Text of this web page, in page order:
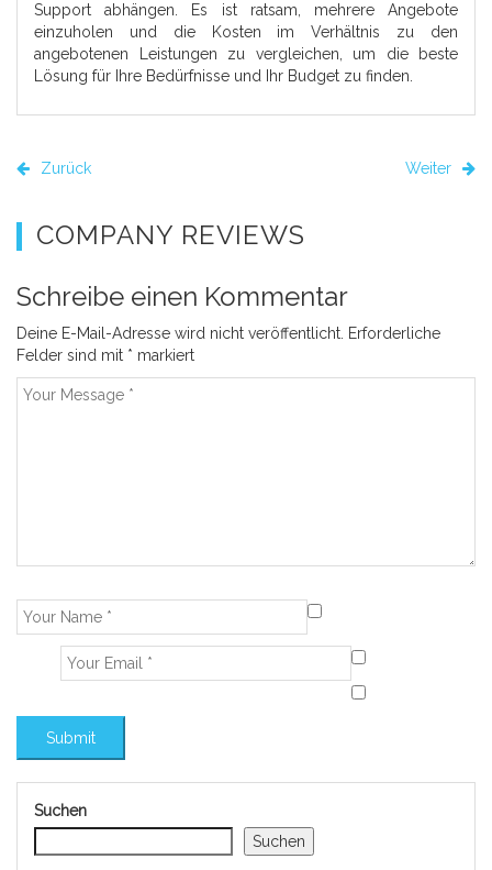
Support abhängen. Es ist ratsam, mehrere Angebote
einzuholen und die Kosten im Verhältnis zu den
angebotenen Leistungen zu vergleichen, um die beste
Lösung für Ihre Bedürfnisse und Ihr Budget zu finden.
Zurück Weiter
COMPANY REVIEWS
Schreibe einen Kommentar
Deine E-Mail-Adresse wird nicht veröffentlicht. Erforderliche
Felder sind mit * markiert
Suchen
Suchen